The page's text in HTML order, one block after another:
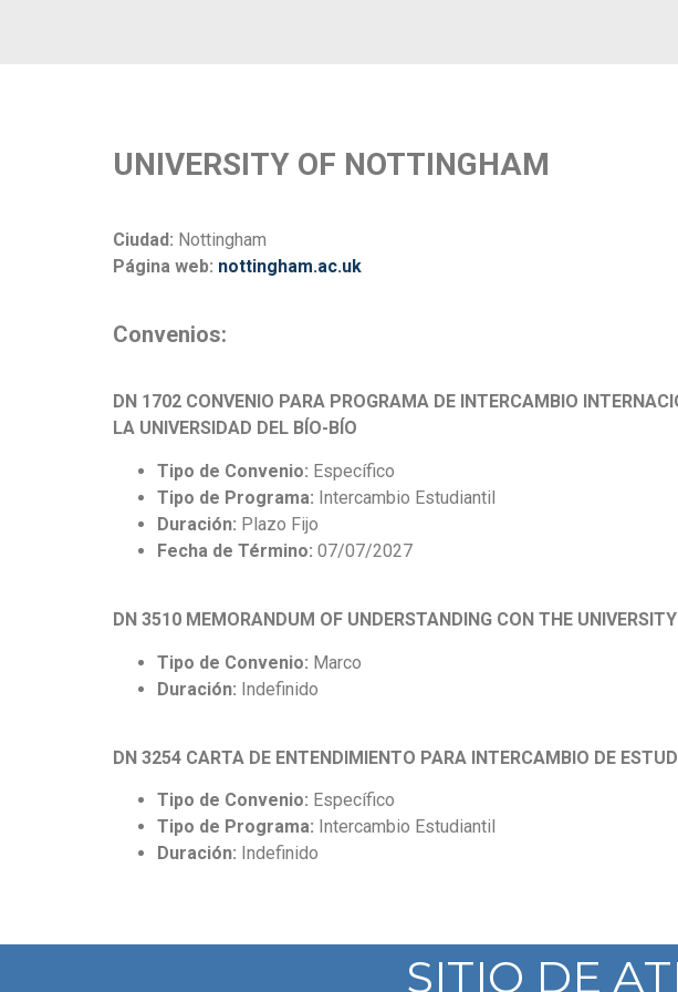
UNIVERSITY OF NOTTINGHAM
Ciudad: Nottingham
Página web: nottingham.ac.uk
Convenios:
DN 1702 CONVENIO PARA PROGRAMA DE INTERCAMBIO
LA UNIVERSIDAD DEL BÍO-BÍO
Tipo de Convenio: Específico
Tipo de Programa: Intercambio Estudiantil
Duración: Plazo Fijo
Fecha de Término: 07/07/2027
DN 3510 MEMORANDUM OF UNDERSTANDING CON THE
Tipo de Convenio: Marco
Duración: Indefinido
DN 3254 CARTA DE ENTENDIMIENTO PARA INTERCAMBIO DE
Tipo de Convenio: Específico
Tipo de Programa: Intercambio Estudiantil
Duración: Indefinido
SITIO DE